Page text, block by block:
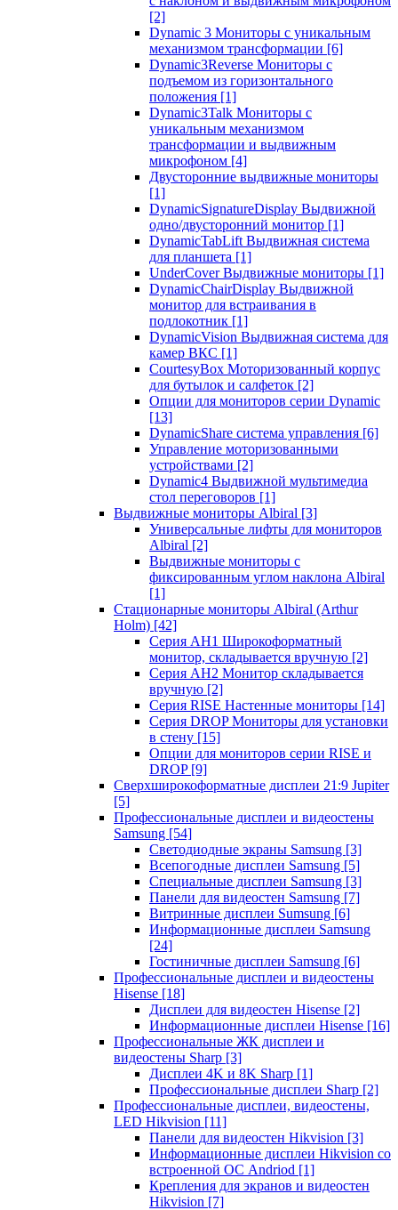
[2]
Dynamic 3 Мониторы с уникальным
механизмом трансформации [6]
Dynamic3Reverse Мониторы с
подъемом из горизонтального
положения [1]
Dynamic3Talk Мониторы с
уникальным механизмом
трансформации и выдвижным
микрофоном [4]
Двусторонние выдвижные мониторы
[1]
DynamicSignatureDisplay Выдвижной
одно/двусторонний монитор [1]
DynamicTabLift Выдвижная система
для планшета [1]
UnderCover Выдвижные мониторы [1]
DynamicChairDisplay Выдвижной
монитор для встраивания в
подлокотник [1]
DynamicVision Выдвижная система для
камер ВКС [1]
CourtesyBox Моторизованный корпус
для бутылок и салфеток [2]
Опции для мониторов серии Dynamic
[13]
DynamicShare система управления [6]
Управление моторизованными
устройствами [2]
Dynamic4 Выдвижной мультимедиа
стол переговоров [1]
Выдвижные мониторы Albiral [3]
Универсальные лифты для мониторов
Albiral [2]
Выдвижные мониторы с
фиксированным углом наклона Albiral
[1]
Стационарные мониторы Albiral (Arthur
Holm) [42]
Серия AH1 Широкоформатный
монитор, складывается вручную [2]
Серия AH2 Монитор складывается
вручную [2]
Серия RISE Настенные мониторы [14]
Серия DROP Мониторы для установки
в стену [15]
Опции для мониторов серии RISE и
DROP [9]
Сверхширокоформатные дисплеи 21:9 Jupiter
[5]
Профессиональные дисплеи и видеостены
Samsung [54]
Светодиодные экраны Samsung [3]
Всепогодные дисплеи Samsung [5]
Специальные дисплеи Samsung [3]
Панели для видеостен Samsung [7]
Витринные дисплеи Sumsung [6]
Информационные дисплеи Samsung
[24]
Гостиничные дисплеи Samsung [6]
Профессиональные дисплеи и видеостены
Hisense [18]
Дисплеи для видеостен Hisense [2]
Информационные дисплеи Hisense [16]
Профессиональные ЖК дисплеи и
видеостены Sharp [3]
Дисплеи 4K и 8K Sharp [1]
Профессиональные дисплеи Sharp [2]
Профессиональные дисплеи, видеостены,
LED Hikvision [11]
Панели для видеостен Hikvision [3]
Информационные дисплеи Hikvision со
встроенной ОС Andriod [1]
Крепления для экранов и видеостен
Hikvision [7]